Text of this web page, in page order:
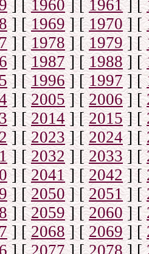
] [1960] [1961] [
] [1969 ] [1970] [
] [1978] [1979] [
] [1987] [1988] [
] [1996] [1997] [
] [2005] [2006] [
] [2014] [2015] [
] [2023] [2024] [
] [2032] [2033] [
] [2041] [2042] [
] [2050] [2051] [
] [2059] [2060] [
] [2068] [2069] [
] [2077] [2078] [